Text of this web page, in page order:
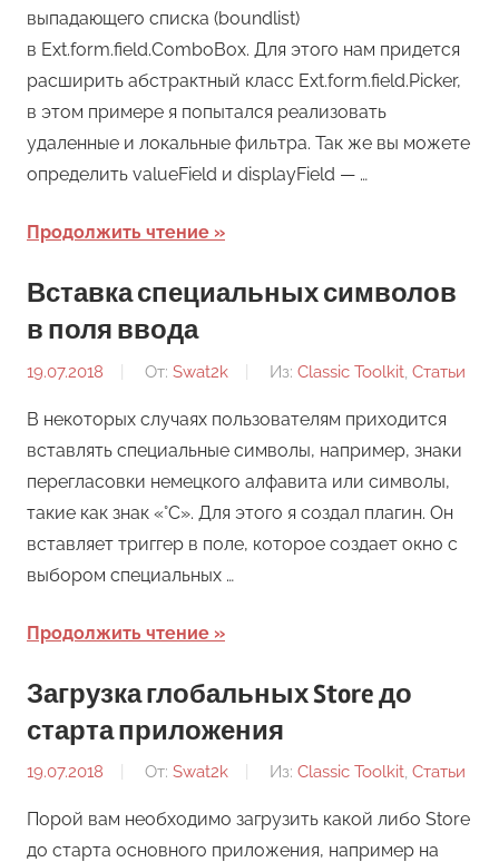
выпадающего списка (boundlist)
в Ext.form.field.ComboBox. Для этого нам придется
расширить абстрактный класс Ext.form.field.Picker,
в этом примере я попытался реализовать
удаленные и локальные фильтра. Так же вы можете
определить valueField и displayField — …
Продолжить чтение
Вставка специальных символов
в поля ввода
19.07.2018 От: Swat2k Из: Classic Toolkit, Статьи
В некоторых случаях пользователям приходится
вставлять специальные символы, например, знаки
перегласовки немецкого алфавита или символы,
такие как знак «°C». Для этого я создал плагин. Он
вставляет триггер в поле, которое создает окно с
выбором специальных …
Продолжить чтение
Загрузка глобальных Store до
старта приложения
19.07.2018 От: Swat2k Из: Classic Toolkit, Статьи
Порой вам необходимо загрузить какой либо Store
до старта основного приложения, например на